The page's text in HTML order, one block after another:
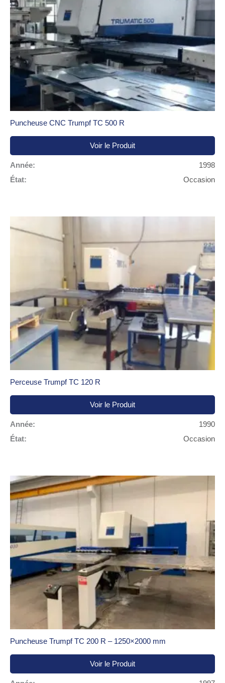
Puncheuse CNC Trumpf TC 500 R
Voir le Produit
Année:
1998
État:
Occasion
Perceuse Trumpf TC 120 R
Voir le Produit
Année:
1990
État:
Occasion
Puncheuse Trumpf TC 200 R – 1250×2000 mm
Voir le Produit